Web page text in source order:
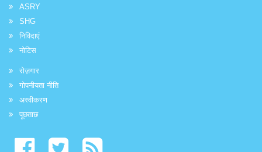
ASRY
SHG
निविदाएं
नोटिस
रोज़गार
गोपनीयता नीति
अस्वीकरण
पूछताछ